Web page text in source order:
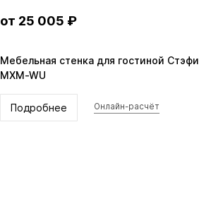
от 25 005 ₽
Мебельная стенка для гостиной Стэфи
MXM-WU
Подробнее Онлайн-расчёт